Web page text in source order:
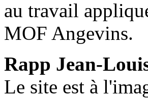
au travail
MOF Angevins.
Rapp Jean-
Le site est à